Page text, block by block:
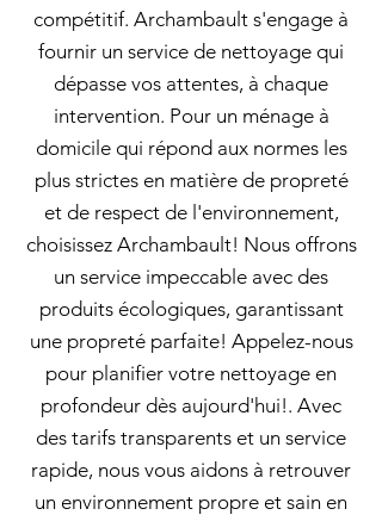
compétitif. Archambault s'engage à
fournir un service de nettoyage qui
dépasse vos attentes, à chaque
intervention. Pour un ménage à
domicile qui répond aux normes les
plus strictes en matière de propreté
et de respect de l'environnement,
choisissez Archambault! Nous offrons
un service impeccable avec des
produits écologiques, garantissant
une propreté parfaite! Appelez-nous
pour planifier votre nettoyage en
profondeur dès aujourd'hui!. Avec
des tarifs transparents et un service
rapide, nous vous aidons à retrouver
un environnement propre et sain en